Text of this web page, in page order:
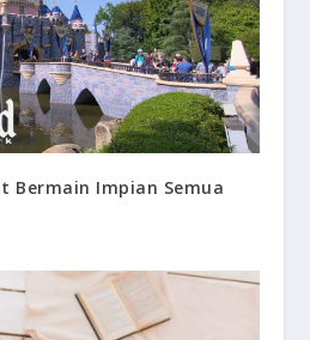
Bermain Impian Semua